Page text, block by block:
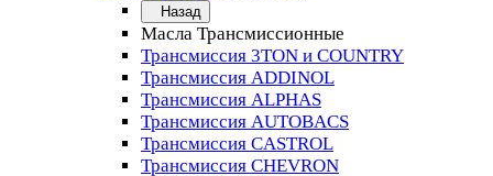
Назад
Масла Трансмиссионные
Трансмиссия 3TON и COUNTRY
Трансмиссия ADDINOL
Трансмиссия ALPHAS
Трансмиссия AUTOBACS
Трансмиссия CASTROL
Трансмиссия CHEVRON